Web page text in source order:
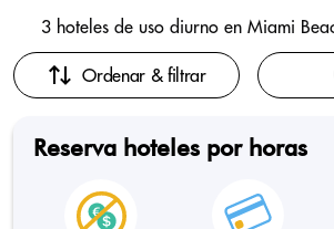
3 hoteles de uso diurno en Miami
Ordenar & filtrar
Reserva hoteles por horas